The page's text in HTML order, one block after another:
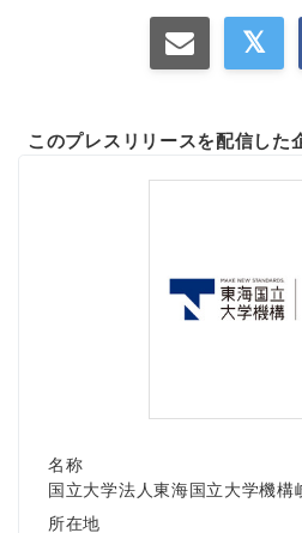
このプレスリリースを配信した
名称
国立大学法人東海国立大学機構
所在地